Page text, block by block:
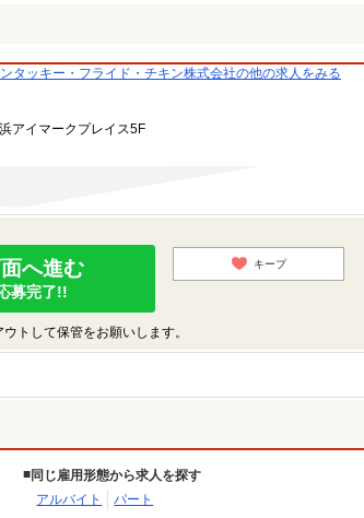
タッキー・フライド・チキン株式会社の他の求人をみる
アイマークプレイス5F
へ進む
募完了!!
キープ
トして保管をお願いします。
同じ雇用形態から求人を探す
アルバイト
パート